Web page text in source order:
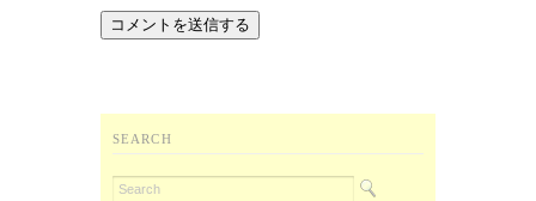
SEARCH